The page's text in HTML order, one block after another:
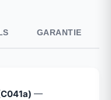
GARANTIE
—